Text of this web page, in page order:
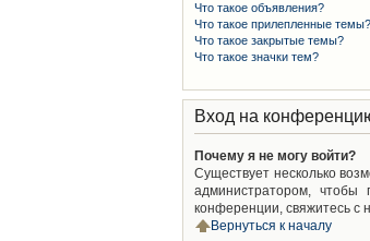
Что такое объявления?
Что такое прилепленные темы?
Что такое закрытые темы?
Что такое значки тем?
Вход на
Почему я не могу войти?
Существует несколько
администратором,
конференции, свяжитесь с
Вернуться к началу